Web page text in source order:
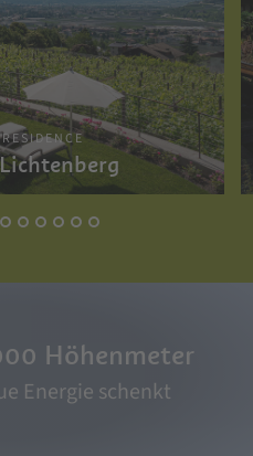
Höhenmeter
Energie schenkt